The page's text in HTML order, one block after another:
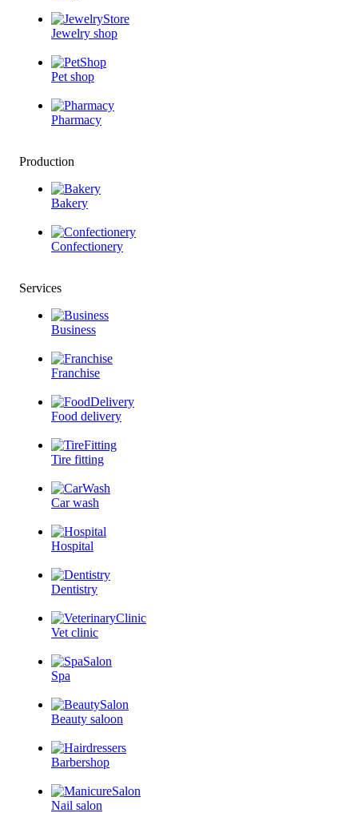
Jewelry shop
Pet shop
Pharmacy
Production
Bakery
Confectionery
Services
Business
Franchise
Food delivery
Tire fitting
Car wash
Hospital
Dentistry
Vet clinic
Spa
Beauty saloon
Barbershop
Nail salon